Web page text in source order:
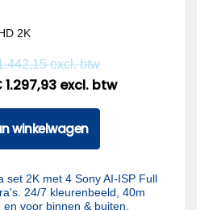
2K
excl. btw
1.297,93 excl. btw
winkelwagen